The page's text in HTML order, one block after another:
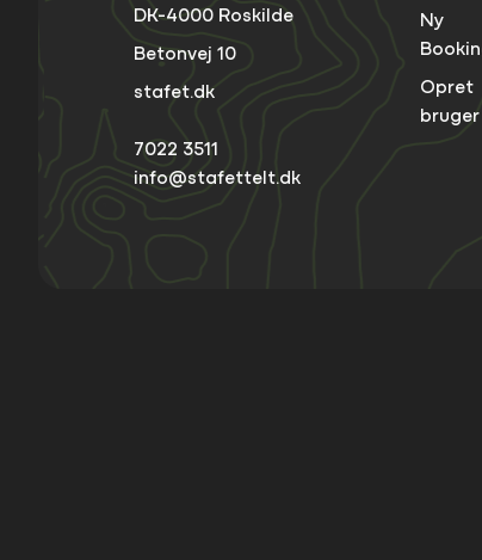
DK-4000 Roskilde
Betonvej 10
stafet.dk
7022 3511
info@stafettelt.dk
Ny
Opret
bruger